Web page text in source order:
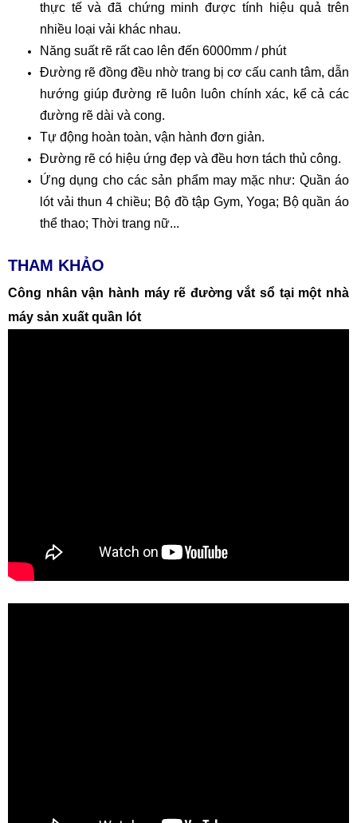
thực tế và đã chứng minh được tính hiệu quả trên
nhiều loại vải khác nhau.
Năng suất rẽ rất cao lên đến 6000mm / phút
Đường rẽ đồng đều nhờ trang bị cơ cấu canh tâm, dẫn
hướng giúp đường rẽ luôn luôn chính xác, kể cả các
đường rẽ dài và cong.
Tự động hoàn toàn, vận hành đơn giản.
Đường rẽ có hiệu ứng đẹp và đều hơn tách thủ công.
Ứng dụng cho các sản phẩm may mặc như: Quần áo
lót vải thun 4 chiều; Bộ đồ tập Gym, Yoga; Bộ quần áo
thể thao; Thời trang nữ...
THAM KHẢO
Công nhân vận hành máy rẽ đường vắt sổ tại một nhà
máy sản xuất quần lót